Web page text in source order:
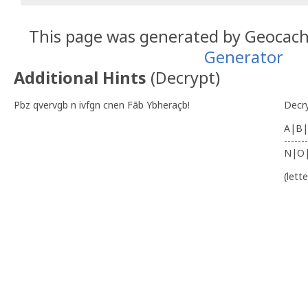
This page was generated by
Generator
Additional Hints (Decrypt)
Pbz qvervgb n ivfgn cnen Fãb Ybheraçb!